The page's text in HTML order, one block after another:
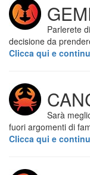
Parlerete
decisione da
Clicca qui e
Sarà
fuori argomenti di
Clicca qui e